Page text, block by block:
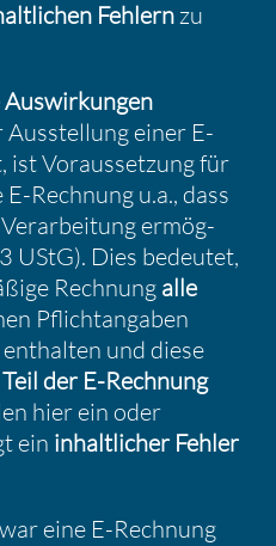
Fehlernzu
einer E-
ist Voraus­set­zung für
Rechnung u.a., dass
ermög­
UStG). Dies bedeutet,
Rechnung alle
Pflicht­an­gaben
und diese
der E-Rechnung
hier ein oder
ein inhalt­li­cher Fehler
eine E-Rechnung